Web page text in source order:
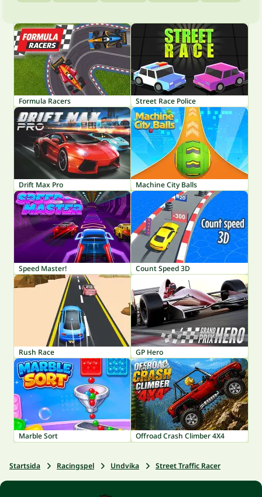
Formula Racers Street Race Police
Drift Max Pro Machine City Balls
Speed Master! Count Speed 3D
Rush Race GP Hero
Marble Sort Offroad Crash Climber 4X4
Startsida Racingspel Undvika Street Traffic Racer